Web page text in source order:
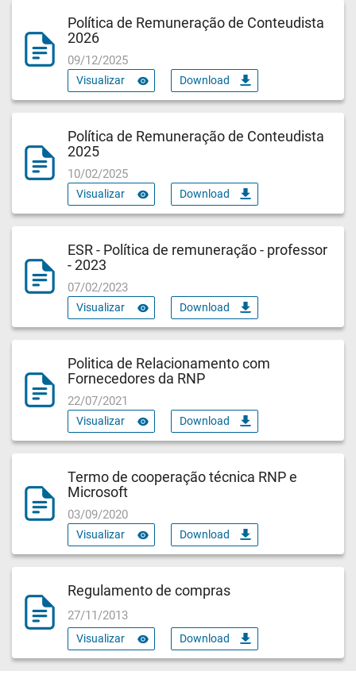
Política de Remuneração de Conteudista
2026
09/12/2025
Visualizar Download
Política de Remuneração de Conteudista
2025
10/02/2025
Visualizar Download
ESR - Política de remuneração - professor
- 2023
07/02/2023
Visualizar Download
Politica de Relacionamento com
Fornecedores da RNP
22/07/2021
Visualizar Download
Termo de cooperação técnica RNP e
Microsoft
03/09/2020
Visualizar Download
Regulamento de compras
27/11/2013
Visualizar Download